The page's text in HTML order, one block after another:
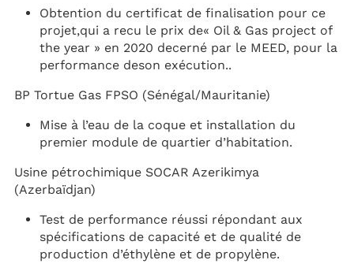
Obtention du certificat de finalisation pour ce
projet,qui a recu le prix de« Oil & Gas project of
the year » en 2020 decerné par le MEED, pour la
performance deson exécution..
BP Tortue Gas FPSO (Sénégal/Mauritanie)
Mise à l’eau de la coque et installation du
premier module de quartier d’habitation.
Usine pétrochimique SOCAR Azerikimya
(Azerbaïdjan)
Test de performance réussi répondant aux
spécifications de capacité et de qualité de
production d’éthylène et de propylène.